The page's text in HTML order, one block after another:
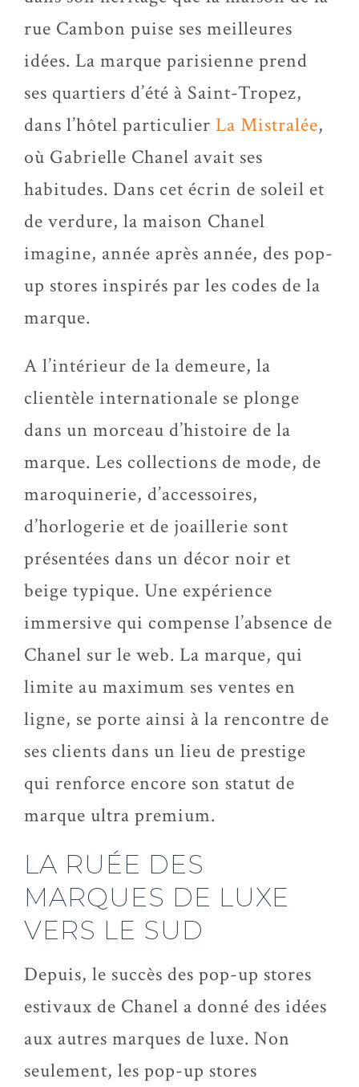
rue Cambon puise ses meilleures
idées. La marque parisienne prend
ses quartiers d’été à Saint-Tropez,
dans l’hôtel particulier La Mistralée,
où Gabrielle Chanel avait ses
habitudes. Dans cet écrin de soleil et
de verdure, la maison Chanel
imagine, année après année, des pop-
up stores inspirés par les codes de la
marque.
A l’intérieur de la demeure, la
clientèle internationale se plonge
dans un morceau d’histoire de la
marque. Les collections de mode, de
maroquinerie, d’accessoires,
d’horlogerie et de joaillerie sont
présentées dans un décor noir et
beige typique. Une expérience
immersive qui compense l’absence de
Chanel sur le web. La marque, qui
limite au maximum ses ventes en
ligne, se porte ainsi à la rencontre de
ses clients dans un lieu de prestige
qui renforce encore son statut de
marque ultra premium.
LA RUÉE DES
MARQUES DE LUXE
VERS LE SUD
Depuis, le succès des pop-up stores
estivaux de Chanel a donné des idées
aux autres marques de luxe. Non
seulement, les pop-up stores